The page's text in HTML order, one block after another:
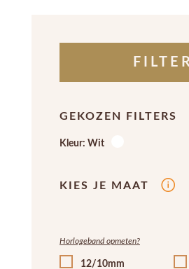
FILTER
GEKOZEN FILTERS
Kleur: Wit
KIES JE MAAT
Horlogeband opmeten?
12/10mm